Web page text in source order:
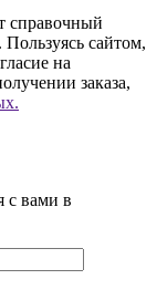
справочный
сайтом,
на
заказа,
с вами в